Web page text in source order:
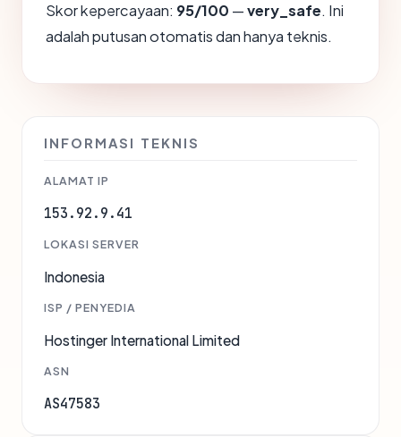
Skor kepercayaan: 95/100 —very_safe. Ini
adalah putusan otomatis dan hanya teknis.
INFORMASI TEKNIS
ALAMAT IP
153.92.9.41
LOKASI SERVER
Indonesia
ISP / PENYEDIA
Hostinger International Limited
ASN
AS47583